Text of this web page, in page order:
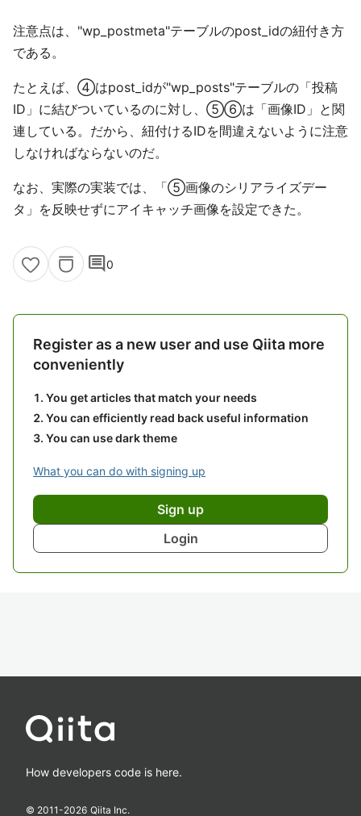
注意点は、"wp_postmeta"テーブルのpost_idの紐付き方
である。
たとえば、④はpost_idが"wp_posts"テーブルの「投稿
ID」に結びついているのに対し、⑤⑥は「画像ID」と関
連している。だから、紐付けるIDを間違えないように注意
しなければならないのだ。
なお、実際の実装では、「⑤画像のシリアライズデー
タ」を反映せずにアイキャッチ画像を設定できた。
comment0
Register as a new user and use Qiita more
conveniently
You get articles that match your needs
You can efficiently read back useful information
You can use dark theme
What you can do with signing up
Sign up
Login
How developers code is here.
© 2011-2026 Qiita Inc.